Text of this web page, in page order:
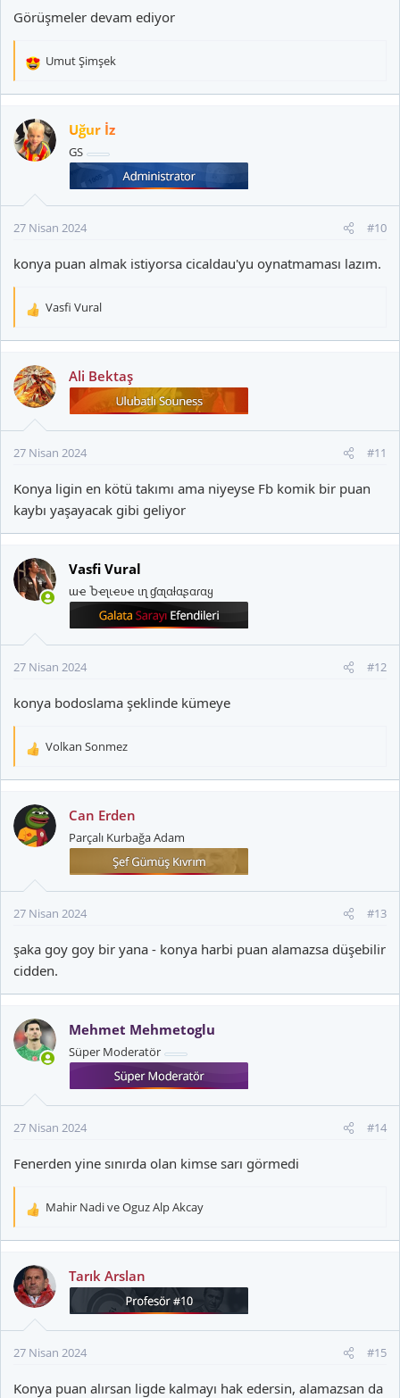
Görüşmeler devam ediyor
T
k
i
l
Umut Şimşek
Uğur İz
GS
27 Nisan 2024 #10
konya puan almak istiyorsa cicaldau'yu oynatmaması lazım.
T
k
i
l
Vasfi Vural
Ali Bektaş
27 Nisan 2024 #11
Konya ligin en kötü takımı ama niyeyse Fb komik bir puan
kaybı yaşayacak gibi geliyor
Vasfi Vural
ɯҽ Ⴆҽʅιҽʋҽ ιɳ ɠαʅαƚαʂαɾαყ
27 Nisan 2024 #12
konya bodoslama şeklinde kümeye
T
k
i
l
Volkan Sonmez
Can Erden
Parçalı Kurbağa Adam
27 Nisan 2024 #13
şaka goy goy bir yana - konya harbi puan alamazsa düşebilir
cidden.
Mehmet Mehmetoglu
Süper Moderatör
27 Nisan 2024 #14
Fenerden yine sınırda olan kimse sarı görmedi
T
k
i
l
Mahir NadiveOguz Alp Akcay
Tarık Arslan
27 Nisan 2024 #15
Konya puan alırsan ligde kalmayı hak edersin, alamazsan da